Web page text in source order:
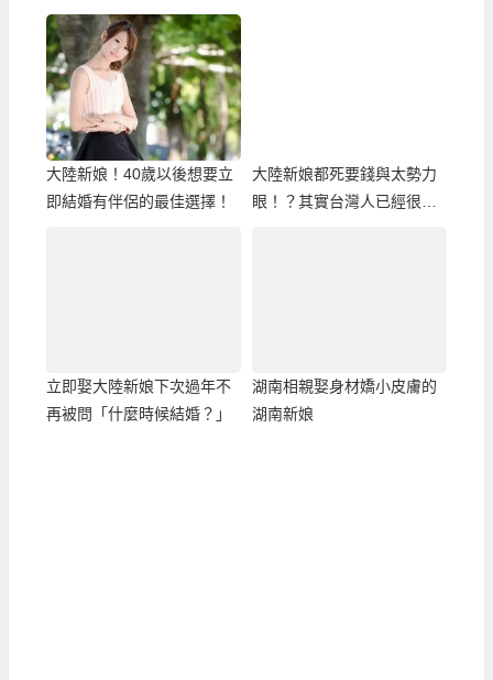
大陸新娘！40歲以後想要立
即結婚有伴侶的最佳選擇！
大陸新娘都死要錢與太勢力
眼！？其實台灣人已經很佔
立即娶大陸新娘下次過年不
再被問「什麼時候結婚？」
湖南相親娶身材嬌小皮膚的
湖南新娘